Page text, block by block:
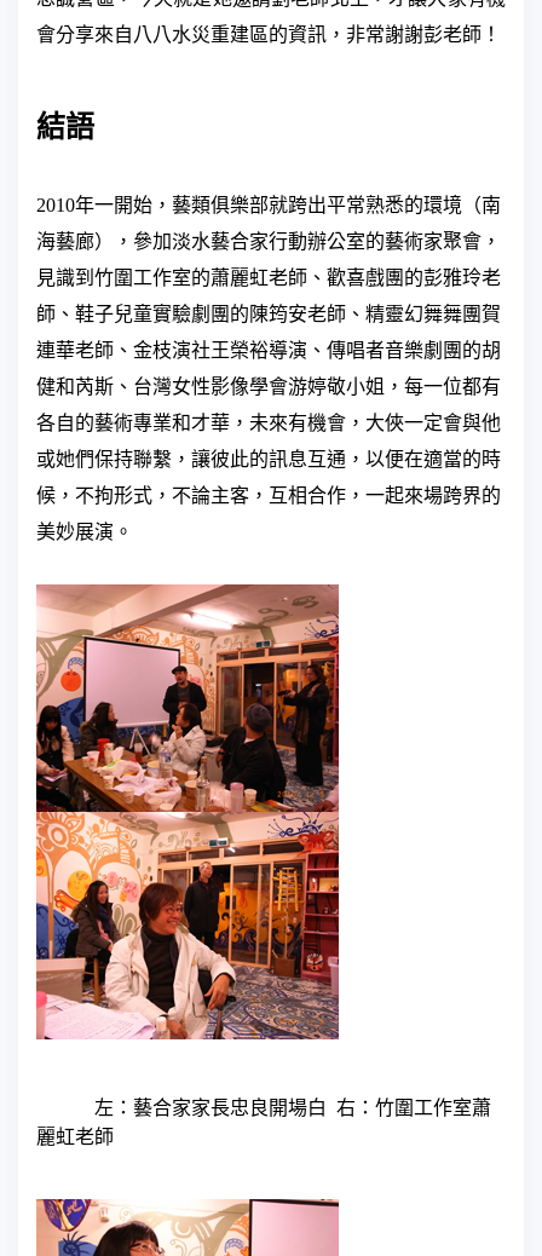
會分享來自八八水災重建區的資訊，非常謝謝彭老師！
結語
2010年一開始，藝類俱樂部就跨出平常熟悉的環境（南
海藝廊），參加淡水藝合家行動辦公室的藝術家聚會，
見識到竹圍工作室的蕭麗虹老師、歡喜戲團的彭雅玲老
師、鞋子兒童實驗劇團的陳筠安老師、精靈幻舞舞團賀
連華老師、金枝演社王榮裕導演、傳唱者音樂劇團的胡
健和芮斯、台灣女性影像學會游婷敬小姐，每一位都有
各自的藝術專業和才華，未來有機會，大俠一定會與他
或她們保持聯繫，讓彼此的訊息互通，以便在適當的時
候，不拘形式，不論主客，互相合作，一起來場跨界的
美妙展演。
左：藝合家家長忠良開場白 右：竹圍工作室蕭
麗虹老師